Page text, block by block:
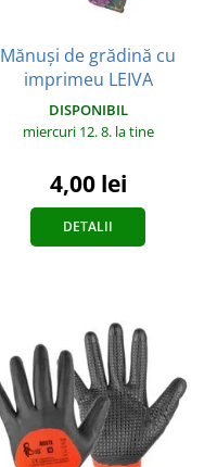
Mănuși de grădină cu
imprimeu LEIVA
DISPONIBIL
miercuri 12. 8. la tine
4,00 lei
DETALII